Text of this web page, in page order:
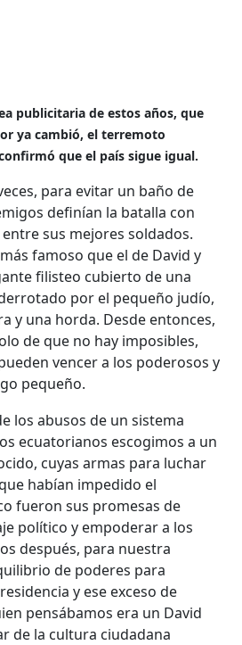
publicitaria de estos años, que
ya cambió, el terremoto
que el país sigue igual.
para evitar un baño de
definían la batalla con
sus mejores soldados.
famoso que el de David y
filisteo cubierto de una
por el pequeño judío,
y una horda. Desde entonces,
de que no hay imposibles,
vencer a los poderosos y
pequeño.
los abusos de un sistema
ecuatorianos escogimos a un
cuyas armas para luchar
habían impedido el
fueron sus promesas de
político y empoderar a los
después, para nuestra
de poderes para
y ese exceso de
pensábamos era un David
de la cultura ciudadana